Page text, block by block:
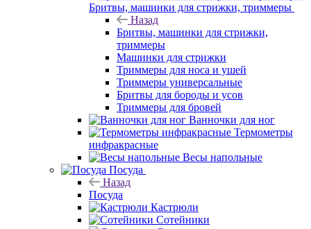
Бритвы, машинки для стрижки, триммеры
Назад
Бритвы, машинки для стрижки,
триммеры
Машинки для стрижки
Триммеры для носа и ушей
Триммеры универсальные
Бритвы для бороды и усов
Триммеры для бровей
Ванночки для ног
Термометры
инфракрасные
Весы напольные
Посуда
Назад
Посуда
Кастрюли
Сотейники